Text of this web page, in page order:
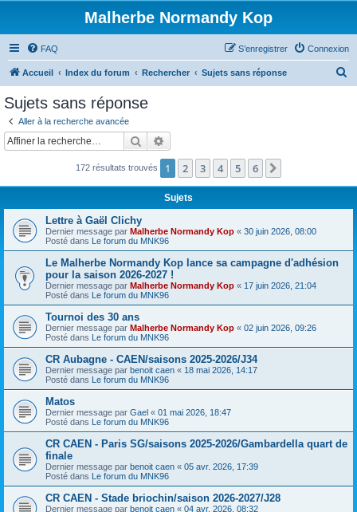
Malherbe Normandy Kop
FAQ Connexion
S’enregistrer
Accueil Index du forum Rechercher Sujets sans réponse
c
Sujets sans réponse
Aller à la recherche avancée
Rechercher
172 résultats trouvés 1 2 3 4 5 6
Sujets
Lettre à Gaël Clichy
Dernier message par Malherbe Normandy Kop « 30 juin 2026, 08:00
Posté dans Le forum du MNK96
Le Malherbe Normandy Kop lance sa campagne d'adhésion
pour la saison 2026-2027 !
Dernier message par Malherbe Normandy Kop « 17 juin 2026, 21:04
Posté dans Le forum du MNK96
Tournoi des 30 ans
Dernier message par Malherbe Normandy Kop « 02 juin 2026, 09:26
Posté dans Le forum du MNK96
CR Aubagne - CAEN/saisons 2025-2026/J34
Dernier message par benoit caen « 18 mai 2026, 14:17
Posté dans Le forum du MNK96
Matos
Dernier message par Gael « 01 mai 2026, 18:47
Posté dans Le forum du MNK96
CR CAEN - Paris SG/saisons 2025-2026/Gambardella quart de
finale
Dernier message par benoit caen « 05 avr. 2026, 17:39
Posté dans Le forum du MNK96
CR CAEN - Stade briochin/saison 2026-2027/J28
Dernier message par benoit caen « 04 avr. 2026, 08:32